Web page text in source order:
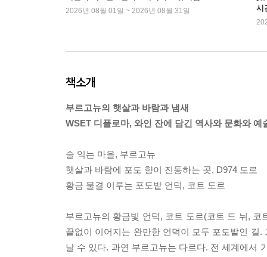
2026년 08월 01일 ~ 2026년 08월 31일
시
책소개
부르고뉴의 햇살과 바람과 냄새
WSET 디플로마, 와인 잔에 담긴 역사와 문화와 예
술 익는 마을, 부르고뉴
햇살과 바람에 포도 향이 진동하는 곳, D974 도로
황금 물결 이루는 포도밭 언덕, 코트 도르
부르고뉴의 황금빛 언덕, 코트 도르(코트 드 뉘,
끝없이 이어지는 완만한 언덕이 모두 포도밭인 길
날 수 있다. 과연 부르고뉴는 다르다. 전 세계에서